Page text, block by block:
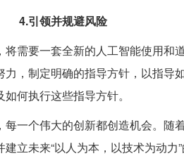
4.引领并规避风险
需要一套全新的人工智能使用和
，制定明确的指导方针，以指导
何执行这些指导方针。
一个伟大的创新都创造机会。随
立未来“以人为本，以技术为动力”